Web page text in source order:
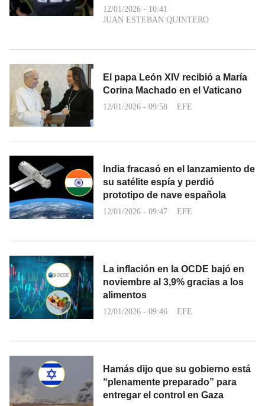
12/01/2026 - 10:41
JUAN ESTEBAN QUINTERO
El papa León XIV recibió a María
Corina Machado en el Vaticano
12/01/2026 - 09:58 EFE
India fracasó en el lanzamiento de
su satélite espía y perdió
prototipo de nave española
12/01/2026 - 09:47 EFE
La inflación en la OCDE bajó en
noviembre al 3,9% gracias a los
alimentos
12/01/2026 - 09:46 EFE
Hamás dijo que su gobierno está
“plenamente preparado” para
entregar el control en Gaza